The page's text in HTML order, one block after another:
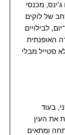
מכנסי
של לוקים
לבילויים
האופנתית
סטייל מבלי
בעוד
את העין
ומתאים